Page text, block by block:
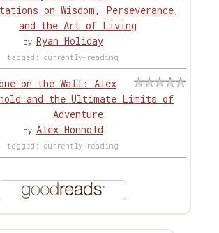
on Wisdom, Perseverance,
and the Art of Living
by Ryan Holiday
tagged: currently-reading
on the Wall: Alex
and the Ultimate Limits of
Adventure
by Alex Honnold
tagged: currently-reading